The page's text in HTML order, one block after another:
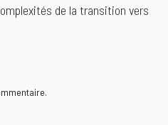
de la transition vers